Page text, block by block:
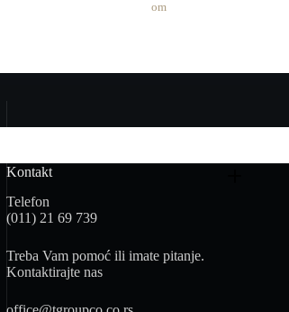
om
Kontakt
Telefon
(011) 21 69 739
Treba Vam pomoć ili imate pitanje.
Kontaktirajte nas